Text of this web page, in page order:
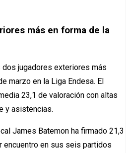
más en forma de la
dos jugadores exteriores más
marzo en la Liga Endesa. El
23,1 de valoración con altas
y asistencias.
James Batemon ha firmado 21,3
encuentro en sus seis partidos